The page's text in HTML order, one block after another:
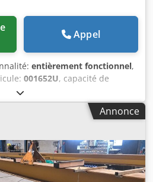
Appel
entièrement fonctionnel,
001652U, capacité de
Grue à portique monnef à un
portée d’environ
300 kg. Réf. 001652U * Stockée à
que nous livrons après
une garantie ! Nous
livrer nos grues avec les
de la longueur et/ou de la
Annonce